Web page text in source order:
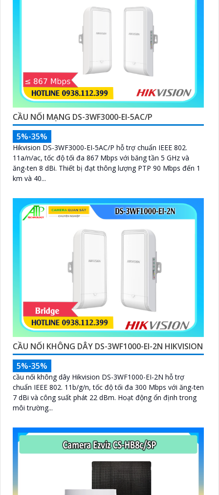
CẦU NỐI MẠNG DS-3WF3000-EI-5AC/P
5%-35%
Hikvision DS-3WF3000-EI-5AC/P hỗ trợ chuẩn IEEE 802.
11a/n/ac, tốc độ tối đa 867 Mbps với băng tần 5 GHz và
ăng-ten 8 dBi. Thiết bị đạt thông lượng PTP 90 Mbps đến 1
km và 40...
CẦU NỐI KHÔNG DÂY DS-3WF1000-EI-2N HIKVISION
5%-35%
cầu nối không dây Hikvision DS-3WF1000-EI-2N hỗ trợ
chuẩn IEEE 802. 11b/g/n, tốc độ tối đa 300 Mbps với ăng-ten
7 dBi và công suất phát 22 dBm. Hoạt động ổn định trong
môi trường...